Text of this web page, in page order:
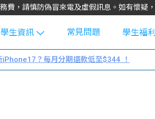
費，請慎防偽冒來電及虛假訊息。如有懷疑
學生資訊
Blog
大專生筍
常見問題
學生福利
園贊助
iPhone17？每月分期還款低至$344 ！